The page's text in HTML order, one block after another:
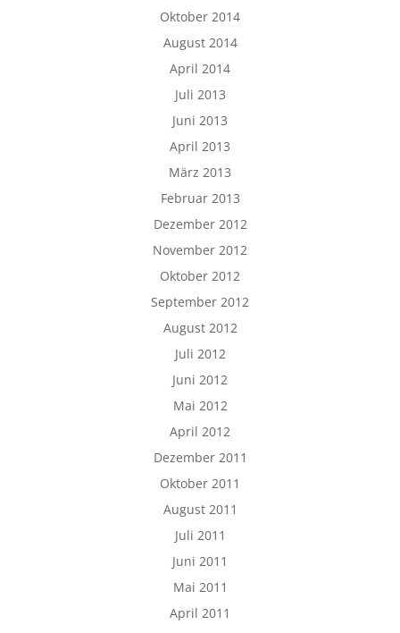
Oktober 2014
August 2014
April 2014
Juli 2013
Juni 2013
April 2013
März 2013
Februar 2013
Dezember 2012
November 2012
Oktober 2012
September 2012
August 2012
Juli 2012
Juni 2012
Mai 2012
April 2012
Dezember 2011
Oktober 2011
August 2011
Juli 2011
Juni 2011
Mai 2011
April 2011